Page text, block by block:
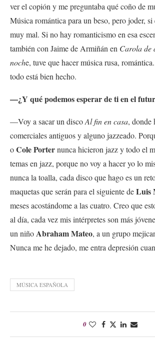
ver el copión y me preguntaba qué coño de
Música romántica para un beso, pero joder, si
muy mal. Si no hay romanticismo en esa
también con Jaime de Armiñán en Carola de
noche, tuve que hacer música rusa,
todo está bien hecho.
—¿Y qué podemos esperar de ti en el
—Voy a sacar un discoAl fin en casa, donde
comerciales antiguos y alguno jazzeado.
oCole Porternunca hicieron jazz y todo el
temas en jazz, porque no voy a hacer yo lo
nunca la toalla, cada disco que hago es un
maquetas que serán para el siguiente deLuis
meses acostándome a las cuatro. Creo que
al día, cada vez mis intérpretes son más
un niñoAbraham Mateo, a un grupo
Nunca me he dejado, me entra depresión
MÚSICA ESPAÑOLA
0